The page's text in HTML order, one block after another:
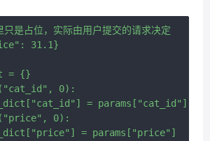
是占位，实际由用户提交的请求决定
31.1}
= {}
0):
= params["cat_id"]
0):
= params["price"]